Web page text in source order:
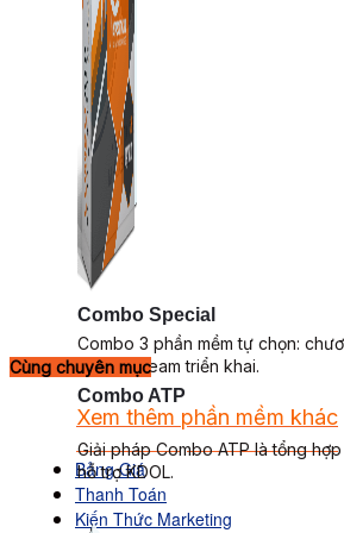
Combo Special
Combo 3 phần mềm tự chọn:
mà ATPTeam triển khai.
Xem thêm phần mềm khác
Xem thêm phần mềm khác
Bảng Giá
Thanh Toán
Kiến Thức Marketing
Combo ATP
Giải pháp Combo ATP là tổng
hỗ trợ KDOL.
Cùng chuyên mục